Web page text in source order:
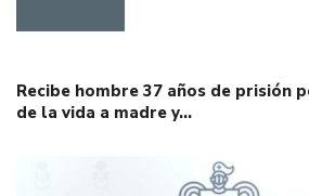
Recibe hombre 37 años de prisión
de la vida a madre y…